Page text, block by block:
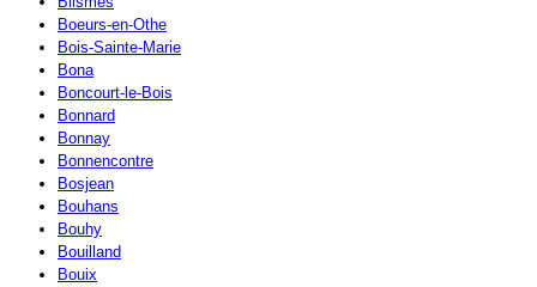
Boeurs-en-Othe
Bois-Sainte-Marie
Bona
Boncourt-le-Bois
Bonnard
Bonnay
Bonnencontre
Bosjean
Bouhans
Bouhy
Bouilland
Bouix